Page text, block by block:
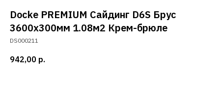
Docke PREMIUM Сайдинг D6S Брус
3600х300мм 1.08м2 Крем-брюле
DS000211
942,00 р.